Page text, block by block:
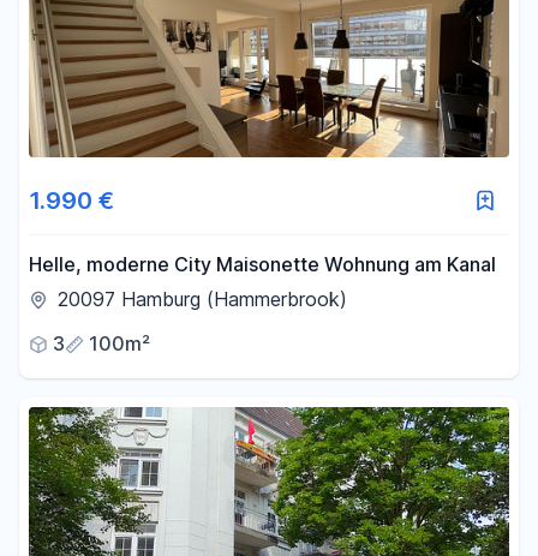
1.990 €
Helle, moderne City Maisonette Wohnung am Kanal
20097 Hamburg (Hammerbrook)
3
100m²